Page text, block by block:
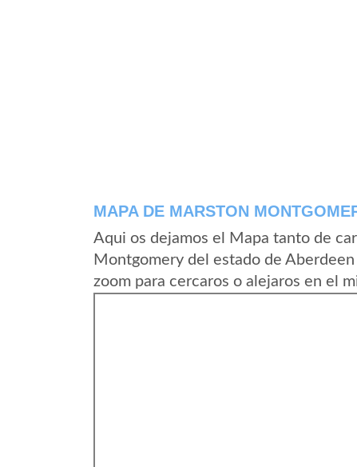
MAPA DE MARSTON
Aqui os dejamos el Mapa tanto de
Montgomery del estado de
zoom para cercaros o alejaros en el